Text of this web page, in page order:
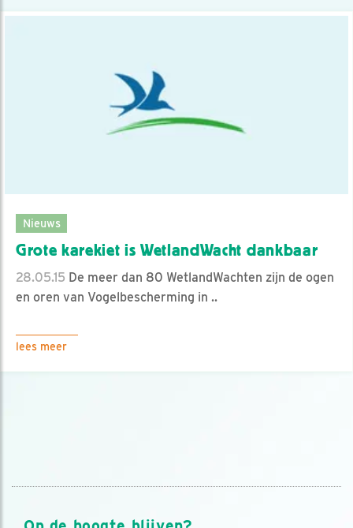
Nieuws
Grote karekiet is WetlandWacht dankbaar
28.05.15 De meer dan 80 WetlandWachten zijn de ogen
en oren van Vogelbescherming in ..
lees meer